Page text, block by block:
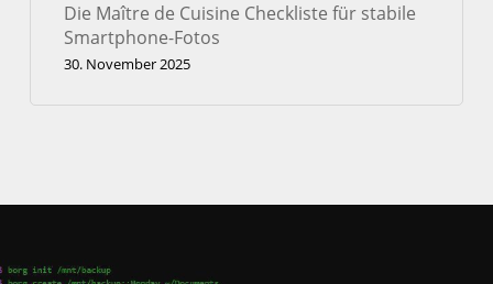
Die Maître de Cuisine Checkliste für stabile
Smartphone-Fotos
30. November 2025